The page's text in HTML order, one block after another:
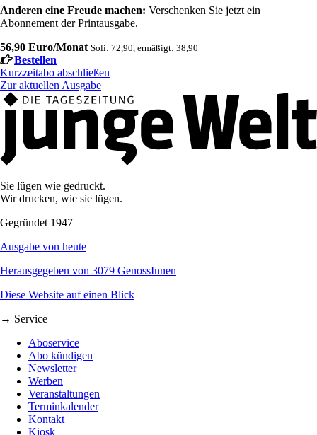
Anderen eine Freude machen: Verschenken Sie jetzt ein
Abonnement der Printausgabe.
56,90 Euro/Monat Soli: 72,90, ermäßigt: 38,90
Bestellen
Kurzzeitabo abschließen
Zur aktuellen Ausgabe
Sie lügen wie gedruckt.
Wir drucken, wie sie lügen.
Gegründet 1947
Ausgabe von heute
Herausgegeben von 3079 GenossInnen
Diese Website auf einen Blick
→ Service
Aboservice
Abo kündigen
Newsletter
Werben
Veranstaltungen
Terminkalender
Kontakt
Kiosk